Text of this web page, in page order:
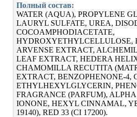
Полный состав:
WATER (AQUA), PROPYLENE
LAURYL SULFATE, UREA,
COCOAMPHODIACETATE,
HYDROXYETHYLCELLULOSE,
ARVENSE EXTRACT,
LEAF EXTRACT, HEDERA
CHAMOMILLA RECUTITA
EXTRACT, BENZOPHENONE-4,
ETHYLHEXYLGLYCERIN,
FRAGRANCE (PARFUM),
IONONE, HEXYL CINNAMAL,
19140), RED 33 (CI 17200).